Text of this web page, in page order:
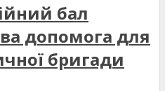
бал
допомога для
бригади